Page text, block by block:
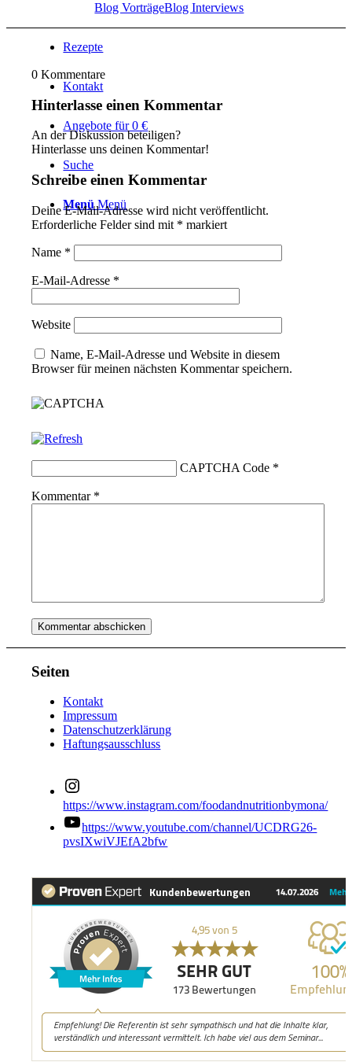
Blog VorträgeBlog Interviews
Rezepte
Kontakt
Angebote für 0 €
Suche
Menü Menü
0 Kommentare
Hinterlasse einen Kommentar
An der Diskussion beteiligen?
Hinterlasse uns deinen Kommentar!
Schreibe einen Kommentar
Deine E-Mail-Adresse wird nicht veröffentlicht.
Erforderliche Felder sind mit * markiert
Name *
E-Mail-Adresse *
Website
Name, E-Mail-Adresse und Website in diesem
Browser für meinen nächsten Kommentar speichern.
CAPTCHA Code *
Kommentar *
Seiten
Kontakt
Impressum
Datenschutzerklärung
Haftungsausschluss
https://www.instagram.com/foodandnutritionbymona/
https://www.youtube.com/channel/UCDRG26-
pvsIXwiVJEfA2bfw